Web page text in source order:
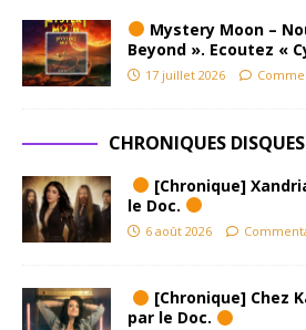
Mystery Moon –
Beyond ». Ecoutez «
17 juillet 2026
CHRONIQUES
[Chronique]
le Doc.
6 août 2026
[Chronique] Chez
par le Doc.